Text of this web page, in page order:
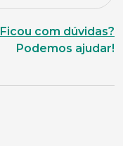
Ficou com dúvidas?
Podemos ajudar!